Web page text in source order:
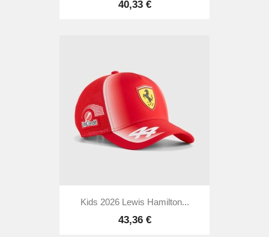
40,33 €
Kids 2026 Lewis Hamilton...
43,36 €